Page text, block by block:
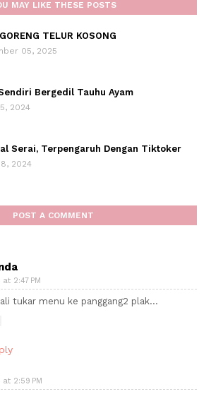
MAY LIKE THESE POSTS
TELUR KOSONG
05, 2025
Bergedil Tauhu Ayam
2024
Serai, Terpengaruh Dengan Tiktoker
2024
POST A COMMENT
2:47 PM
tukar menu ke panggang2 plak...
2:59 PM